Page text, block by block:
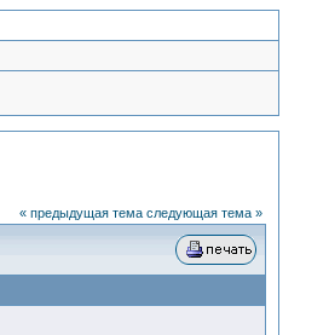
« предыдущая тема следующая тема »